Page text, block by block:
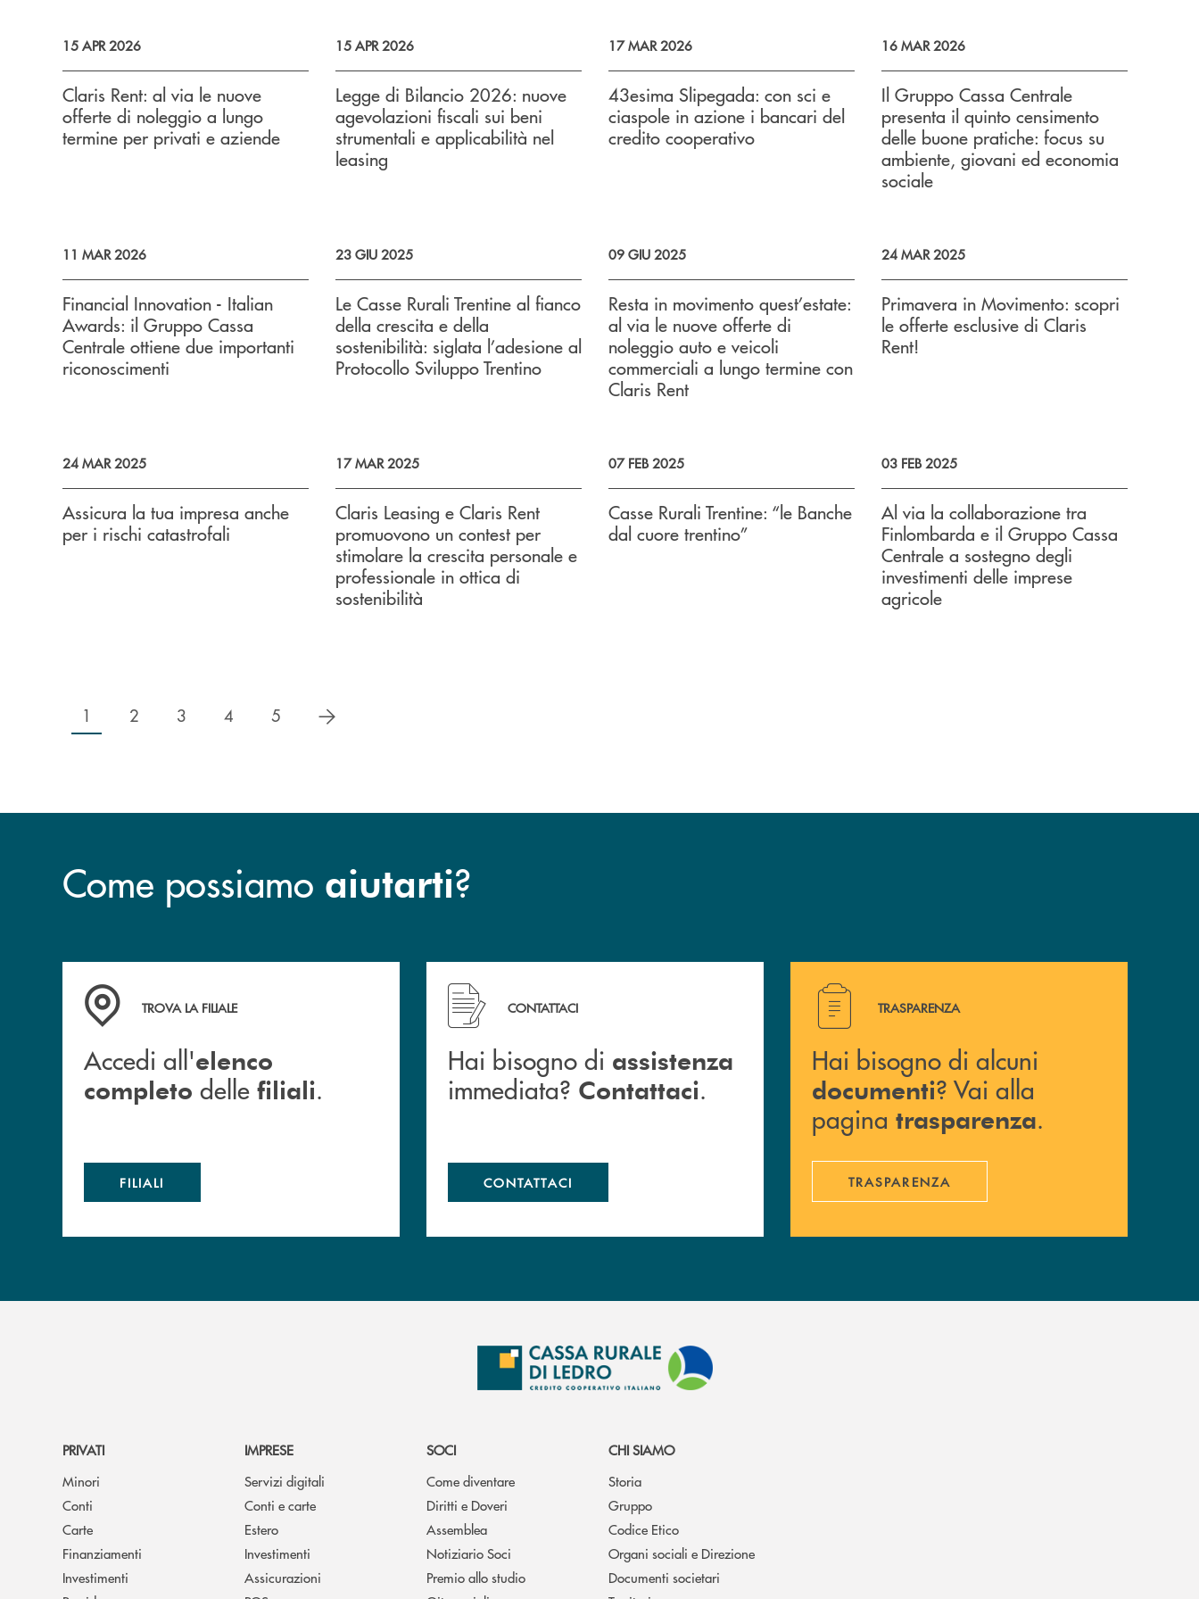
15 APR 2026
Claris Rent: al via le nuove
offerte di noleggio a lungo
termine per privati e aziende
15 APR 2026
Legge di Bilancio 2026: nuove
agevolazioni fiscali sui beni
strumentali e applicabilità nel
leasing
17 MAR 2026
43esima Slipegada: con sci e
ciaspole in azione i bancari del
credito cooperativo
16 MAR 2026
Il Gruppo Cassa Centrale
presenta il quinto censimento
delle buone pratiche: focus su
ambiente, giovani ed economia
sociale
11 MAR 2026
Financial Innovation - Italian
Awards: il Gruppo Cassa
Centrale ottiene due importanti
riconoscimenti
23 GIU 2025
Le Casse Rurali Trentine al fianco
della crescita e della
sostenibilità: siglata l’adesione al
Protocollo Sviluppo Trentino
09 GIU 2025
Resta in movimento quest’estate:
al via le nuove offerte di
noleggio auto e veicoli
commerciali a lungo termine con
Claris Rent
24 MAR 2025
Primavera in Movimento: scopri
le offerte esclusive di Claris
Rent!
24 MAR 2025
Assicura la tua impresa anche
per i rischi catastrofali
17 MAR 2025
Claris Leasing e Claris Rent
promuovono un contest per
stimolare la crescita personale e
professionale in ottica di
sostenibilità
07 FEB 2025
Casse Rurali Trentine: “le Banche
dal cuore trentino”
03 FEB 2025
Al via la collaborazione tra
Finlombarda e il Gruppo Cassa
Centrale a sostegno degli
investimenti delle imprese
agricole
1 2 3 4 5 successivo
Come possiamo aiutarti?
Accedi all' elenco completo delle filiali .
TROVA LA FILIALE
Accedi all'elenco
completo delle filiali.
FILIALI
Hai bisogno di assistenza immediata? Contattaci .
CONTATTACI
Hai bisogno di assistenza
immediata? Contattaci.
CONTATTACI
Hai bisogno di alcuni documenti ? Vai alla pagina
TRASPARENZA
Hai bisogno di alcuni
documenti? Vai alla
pagina trasparenza.
TRASPARENZA
PRIVATI
Minori
Conti
Carte
Finanziamenti
Investimenti
IMPRESE
Servizi digitali
Conti e carte
Estero
Investimenti
Assicurazioni
SOCI
Come diventare
Diritti e Doveri
Assemblea
Notiziario Soci
Premio allo studio
CHI SIAMO
Storia
Gruppo
Codice Etico
Organi sociali e Direzione
Documenti societari